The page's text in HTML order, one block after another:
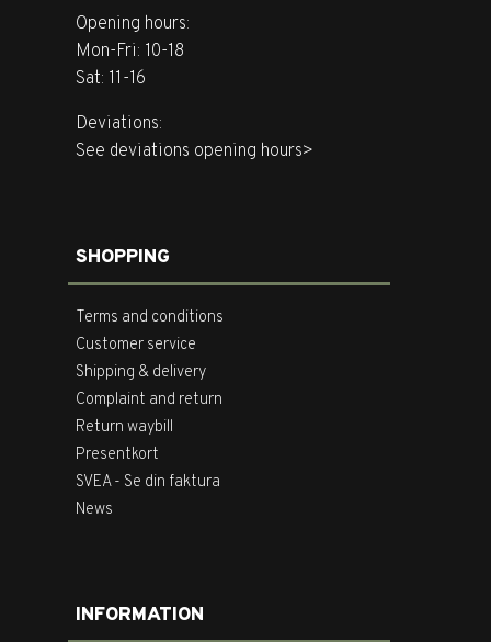
Opening hours:
Mon-Fri: 10-18
Sat: 11-16
Deviations:
See deviations opening hours>
SHOPPING
Terms and conditions
Customer service
Shipping & delivery
Complaint and return
Return waybill
Presentkort
SVEA - Se din faktura
News
INFORMATION